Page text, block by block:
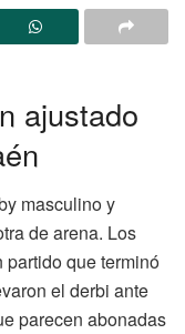
ajustado
masculino y
de arena. Los
que terminó
el derbi ante
parecen abonadas